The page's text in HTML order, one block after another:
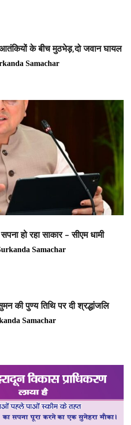
आतंकियों के बीच मुठभेड़,दो जवान घायल
Samachar
हो रहा साकार – सीएम धामी
Samachar
की पुण्य तिथि पर दी श्रद्धांजलि
Samachar